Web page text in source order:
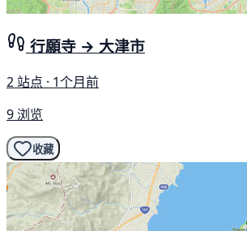
行願寺 → 大津市
2 站点 · 1个月前
9 浏览
收藏